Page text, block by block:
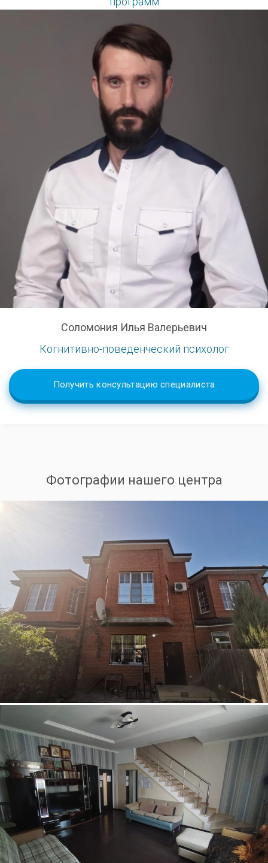
Соломония Илья Валерьевич
Когнитивно-поведенческий психолог
Получить консультацию специалиста
Фотографии нашего центра